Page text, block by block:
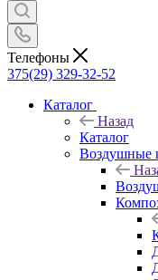
Телефоны
375(29) 329-32-52
Каталог
Назад
Каталог
Воздушные